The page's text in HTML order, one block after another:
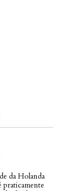
da Holanda
praticamente